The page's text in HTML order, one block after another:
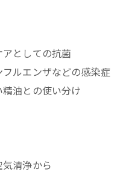
としての抗菌
ルエンザなどの感染症
油との使い分け
清浄から